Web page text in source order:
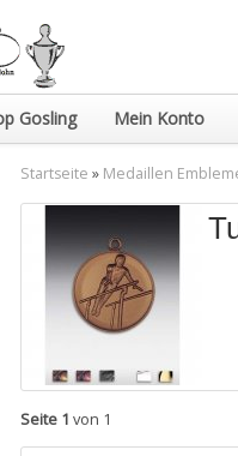
Gosling Mein Konto
Startseite » Medaillen
Seite 1 von 1